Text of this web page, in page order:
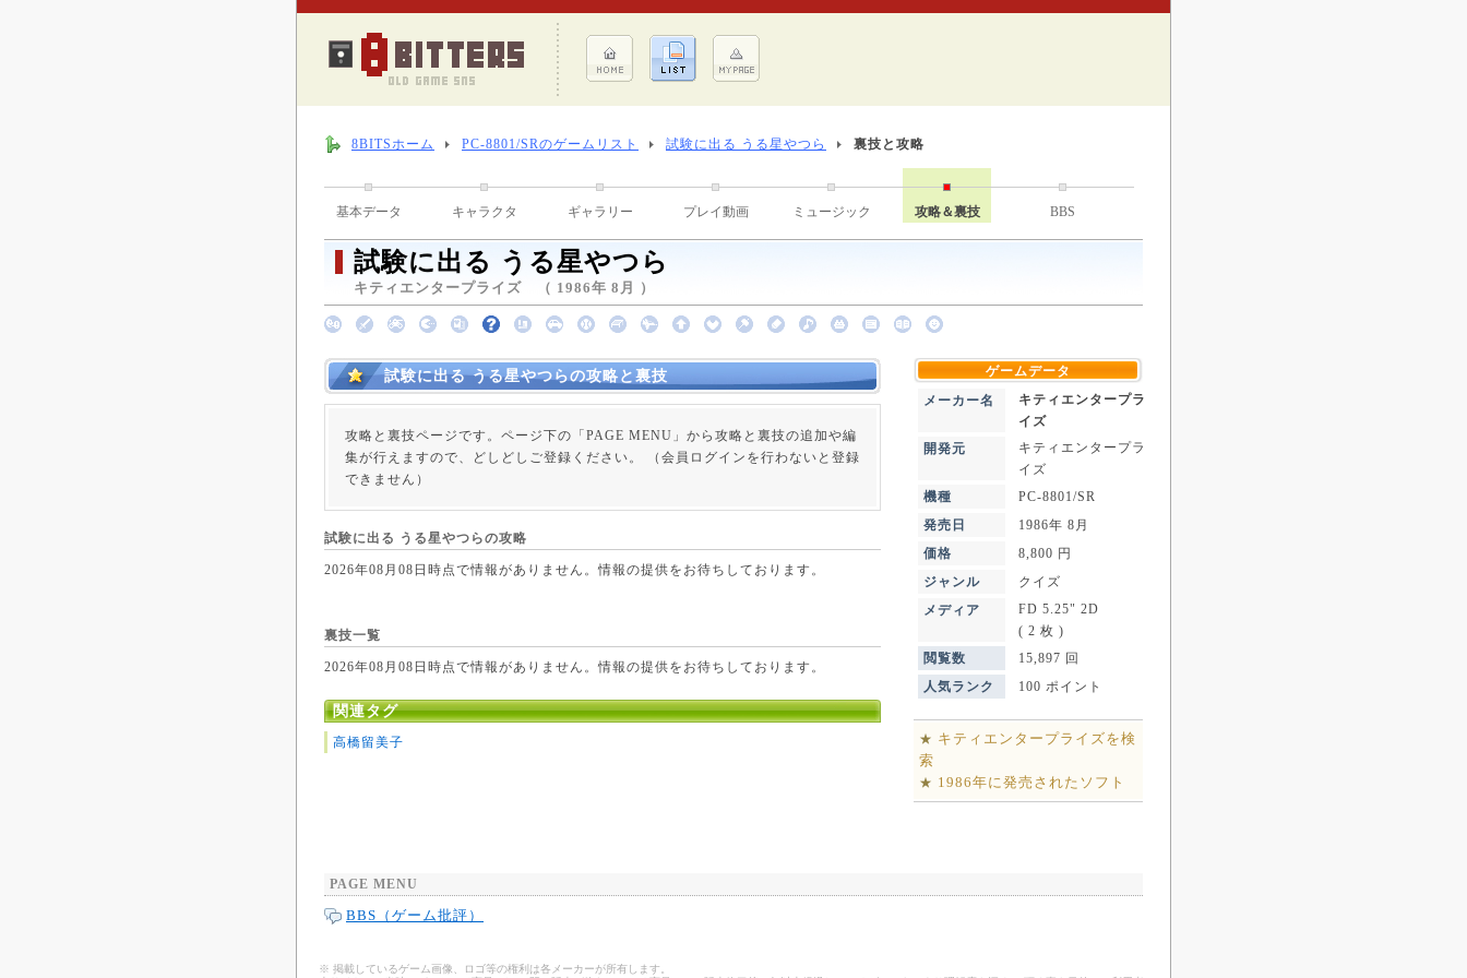
8BITSホーム PC-8801/SRのゲームリスト 試験に出る うる星やつら 裏技と攻略
基本データ キャラクタ ギャラリー プレイ動画 ミュージック 攻略＆裏技 BBS
試験に出る うる星やつら
キティエンタープライズ （ 1986年 8月 ）
試験に出る うる星やつらの攻略と裏技
攻略と裏技ページです。ページ下の「PAGE MENU」から攻略と裏技の追加や編
集が行えますので、どしどしご登録ください。 （会員ログインを行わないと登録
できません）
試験に出る うる星やつらの攻略
2026年08月08日時点で情報がありません。情報の提供をお待ちしております。
裏技一覧
2026年08月08日時点で情報がありません。情報の提供をお待ちしております。
関連タグ
高橋留美子
ゲームデータ
メーカー名
キティエンタープラ
イズ
開発元
キティエンタープラ
イズ
機種
PC-8801/SR
発売日
1986年 8月
価格
8,800 円
ジャンル
クイズ
メディア
FD 5.25" 2D
( 2 枚 )
閲覧数
15,897 回
人気ランク
100 ポイント
★ キティエンタープライズを検
索
★ 1986年に発売されたソフト
PAGE MENU
BBS（ゲーム批評）
※ 掲載しているゲーム画像、ロゴ等の権利は各メーカーが所有します。